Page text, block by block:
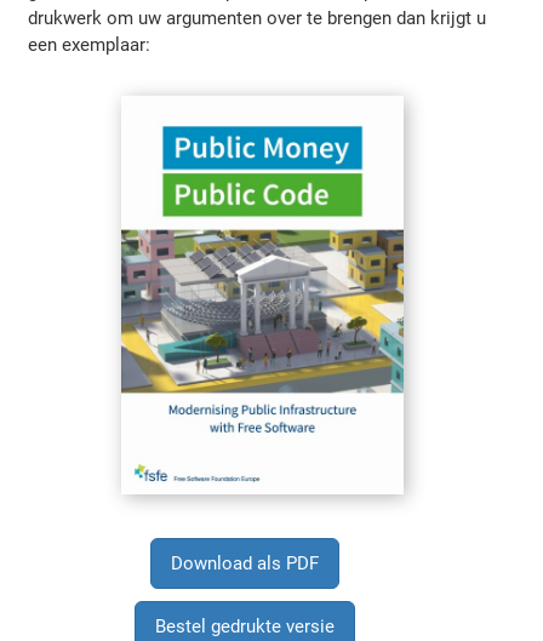
drukwerk om uw argumenten over te brengen dan krijgt u
een exemplaar:
Download als PDF
Bestel gedrukte versie